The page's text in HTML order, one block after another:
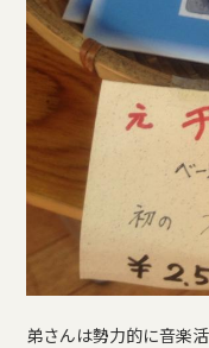
弟さんは勢力的に音楽